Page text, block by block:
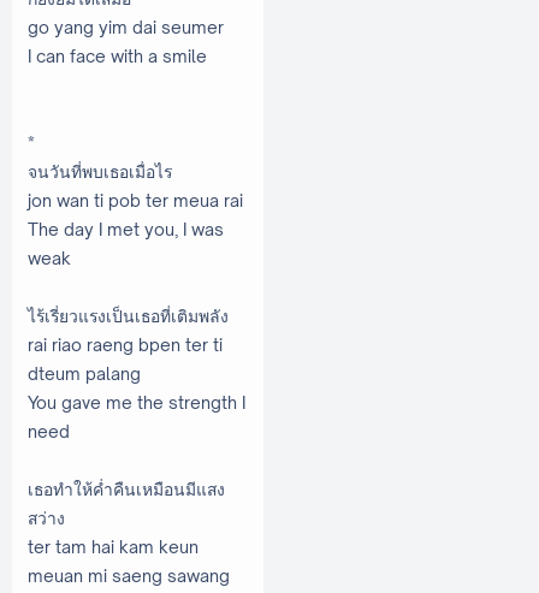
go yang yim dai seumer
I can face with a smile
*
จนวันที่พบเธอเมื่อไร
jon wan ti pob ter meua rai
The day I met you, I was
weak
ไร้เรี่ยวแรงเป็นเธอที่เติมพลัง
rai riao raeng bpen ter ti
dteum palang
You gave me the strength I
need
เธอทำให้ค่ำคืนเหมือนมีแสง
สว่าง
ter tam hai kam keun
meuan mi saeng sawang